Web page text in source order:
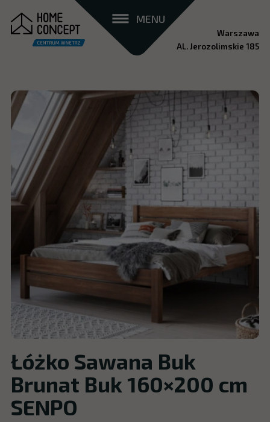
MENU
Warszawa
AL. Jerozolimskie 185
Łóżko Sawana Buk
Brunat Buk 160×200 cm
SENPO